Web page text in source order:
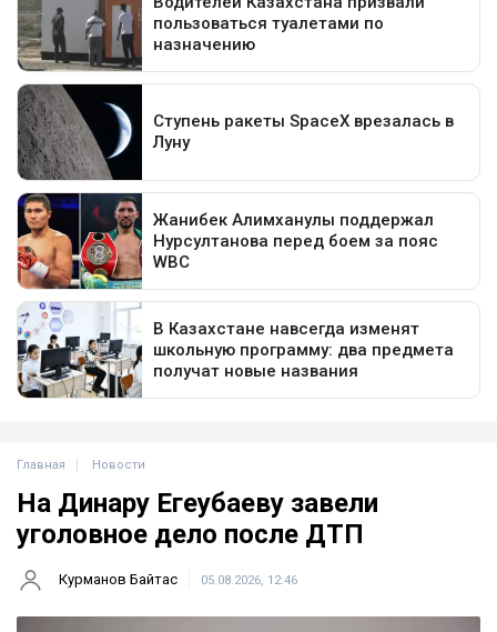
Главная Новости
На Динару Егеубаеву завели
уголовное дело после ДТП
Курманов Байтас 05.08.2026, 12:46